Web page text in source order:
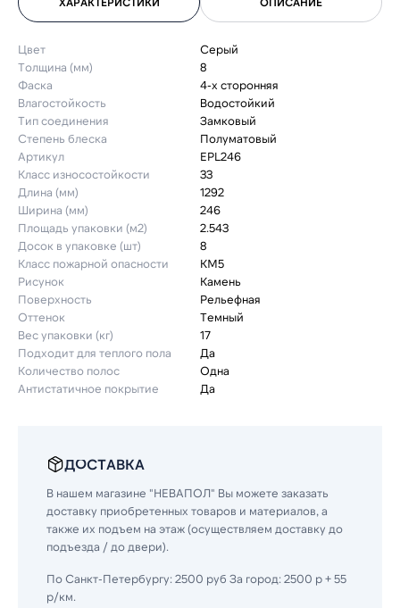
Цвет
Серый
Толщина (мм)
8
Фаска
4-х сторонняя
Влагостойкость
Водостойкий
Тип соединения
Замковый
Степень блеска
Полуматовый
Артикул
EPL246
Класс износостойкости
33
Длина (мм)
1292
Ширина (мм)
246
Площадь упаковки (м2)
2.543
Досок в упаковке (шт)
8
Класс пожарной опасности
КМ5
Рисунок
Камень
Поверхность
Рельефная
Оттенок
Темный
Вес упаковки (кг)
17
Подходит для теплого пола
Да
Количество полос
Одна
Антистатичное покрытие
Да
ДОСТАВКА
В нашем магазине "НЕВАПОЛ" Вы можете заказать
доставку приобретенных товаров и материалов, а
также их подъем на этаж (осуществляем доставку до
подъезда / до двери).
По Санкт-Петербургу: 2500 руб За город: 2500 р + 55
р/км.